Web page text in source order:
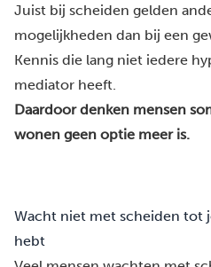
Juist bij scheiden gelden
mogelijkheden dan bij een
Kennis die lang niet iedere
mediator heeft.
Daardoor denken mensen
wonen geen optie meer is.
Wacht niet met scheiden tot
hebt